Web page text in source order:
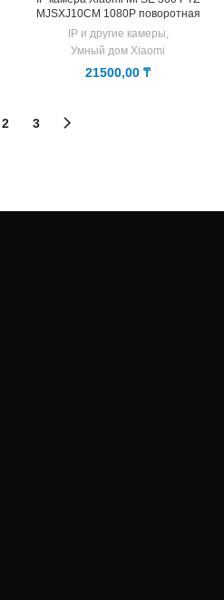
MJSXJ10CM 1080P поворотная
IP и другие камеры,
Умный дом Xiaomi
21500,00 ₸
2 3